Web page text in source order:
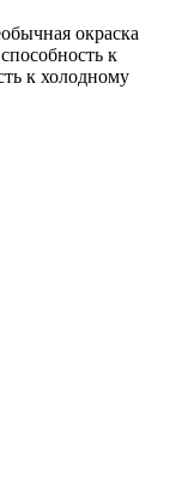
окраска
к
к холодному